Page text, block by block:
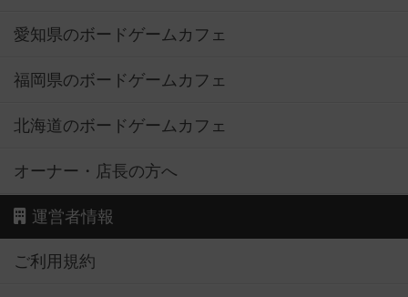
愛知県のボードゲームカフェ
福岡県のボードゲームカフェ
北海道のボードゲームカフェ
オーナー・店長の方へ
運営者情報
ご利用規約